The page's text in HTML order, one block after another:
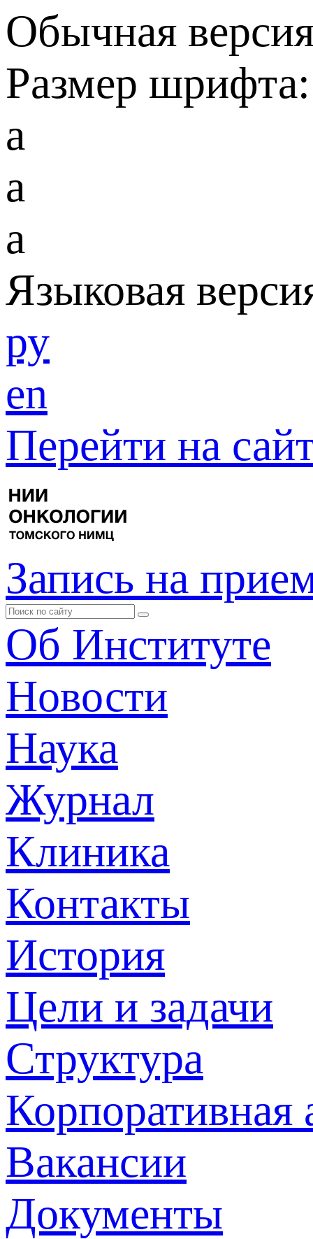
Обычная
Размер шрифта:
a
a
a
Языковая
ру
en
Перейти на
Запись на
Об Институте
Новости
Наука
Журнал
Клиника
Контакты
История
Цели и задачи
Структура
Корпоративная
Вакансии
Документы